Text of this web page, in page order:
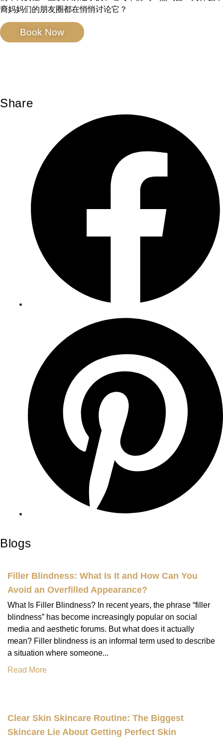
裔妈妈们的朋友圈都在悄悄讨论它？
Book Now
Share
Blogs
Filler Blindness: What Is It and How Can You
Avoid an Overfilled Appearance?
What Is Filler Blindness? In recent years, the phrase “filler
blindness” has become increasingly popular on social
media and aesthetic forums. But what does it actually
mean? Filler blindness is an informal term used to describe
a situation where someone...
Read More
Clear Skin Skincare Routine: The Biggest
Skincare Lie About Getting Perfect Skin